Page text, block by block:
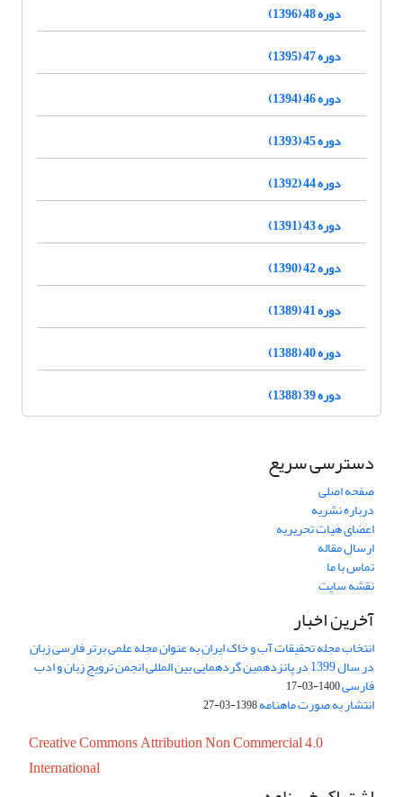
دوره 48 (1396)
دوره 47 (1395)
دوره 46 (1394)
دوره 45 (1393)
دوره 44 (1392)
دوره 43 (1391)
دوره 42 (1390)
دوره 41 (1389)
دوره 40 (1388)
دوره 39 (1388)
دسترسی سریع
صفحه اصلی
درباره نشریه
اعضای هیات تحریریه
ارسال مقاله
تماس با ما
نقشه سایت
آخرین اخبار
انتخاب مجله تحقیقات آب و خاک ایران به عنوان مجله علمی برتر فارسی زبان
در سال 1399 در پانزدهمین گردهمایی بین المللی انجمن ترویج زبان و ادب
فارسی1400-03-17
انتشار به صورت ماهنامه1398-03-27
Creative Commons Attribution Non Commercial 4.0
International